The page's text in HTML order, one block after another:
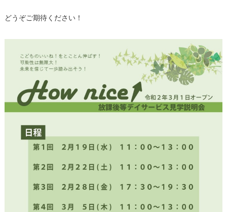
どうぞご期待ください！